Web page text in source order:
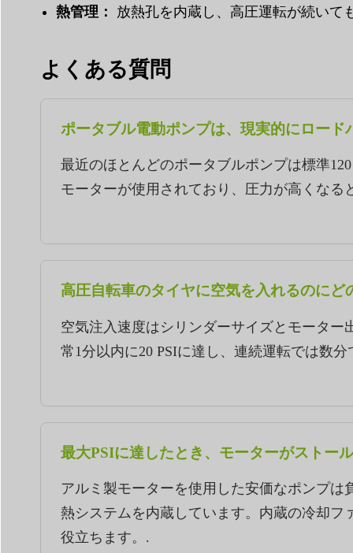
熱管理： 放熱孔を内蔵し、高圧運転が続いて
よくある質問
ポータブル電動ポンプは、現実的にロー
最近のほとんどのポータブルポンプは標準
モーターが使用されており、圧力が高くな
高圧自転車のタイヤに空気を入れるのにど
空気注入速度はシリンダーサイズとモーター
常1分以内に20 PSIに達し、連続運転では数分
最大PSIに達したとき、モーターがストー
アルミ製モーターを使用した安価なポンプ
熱システムを内蔵しています。内蔵の冷却フ
役立ちます。.